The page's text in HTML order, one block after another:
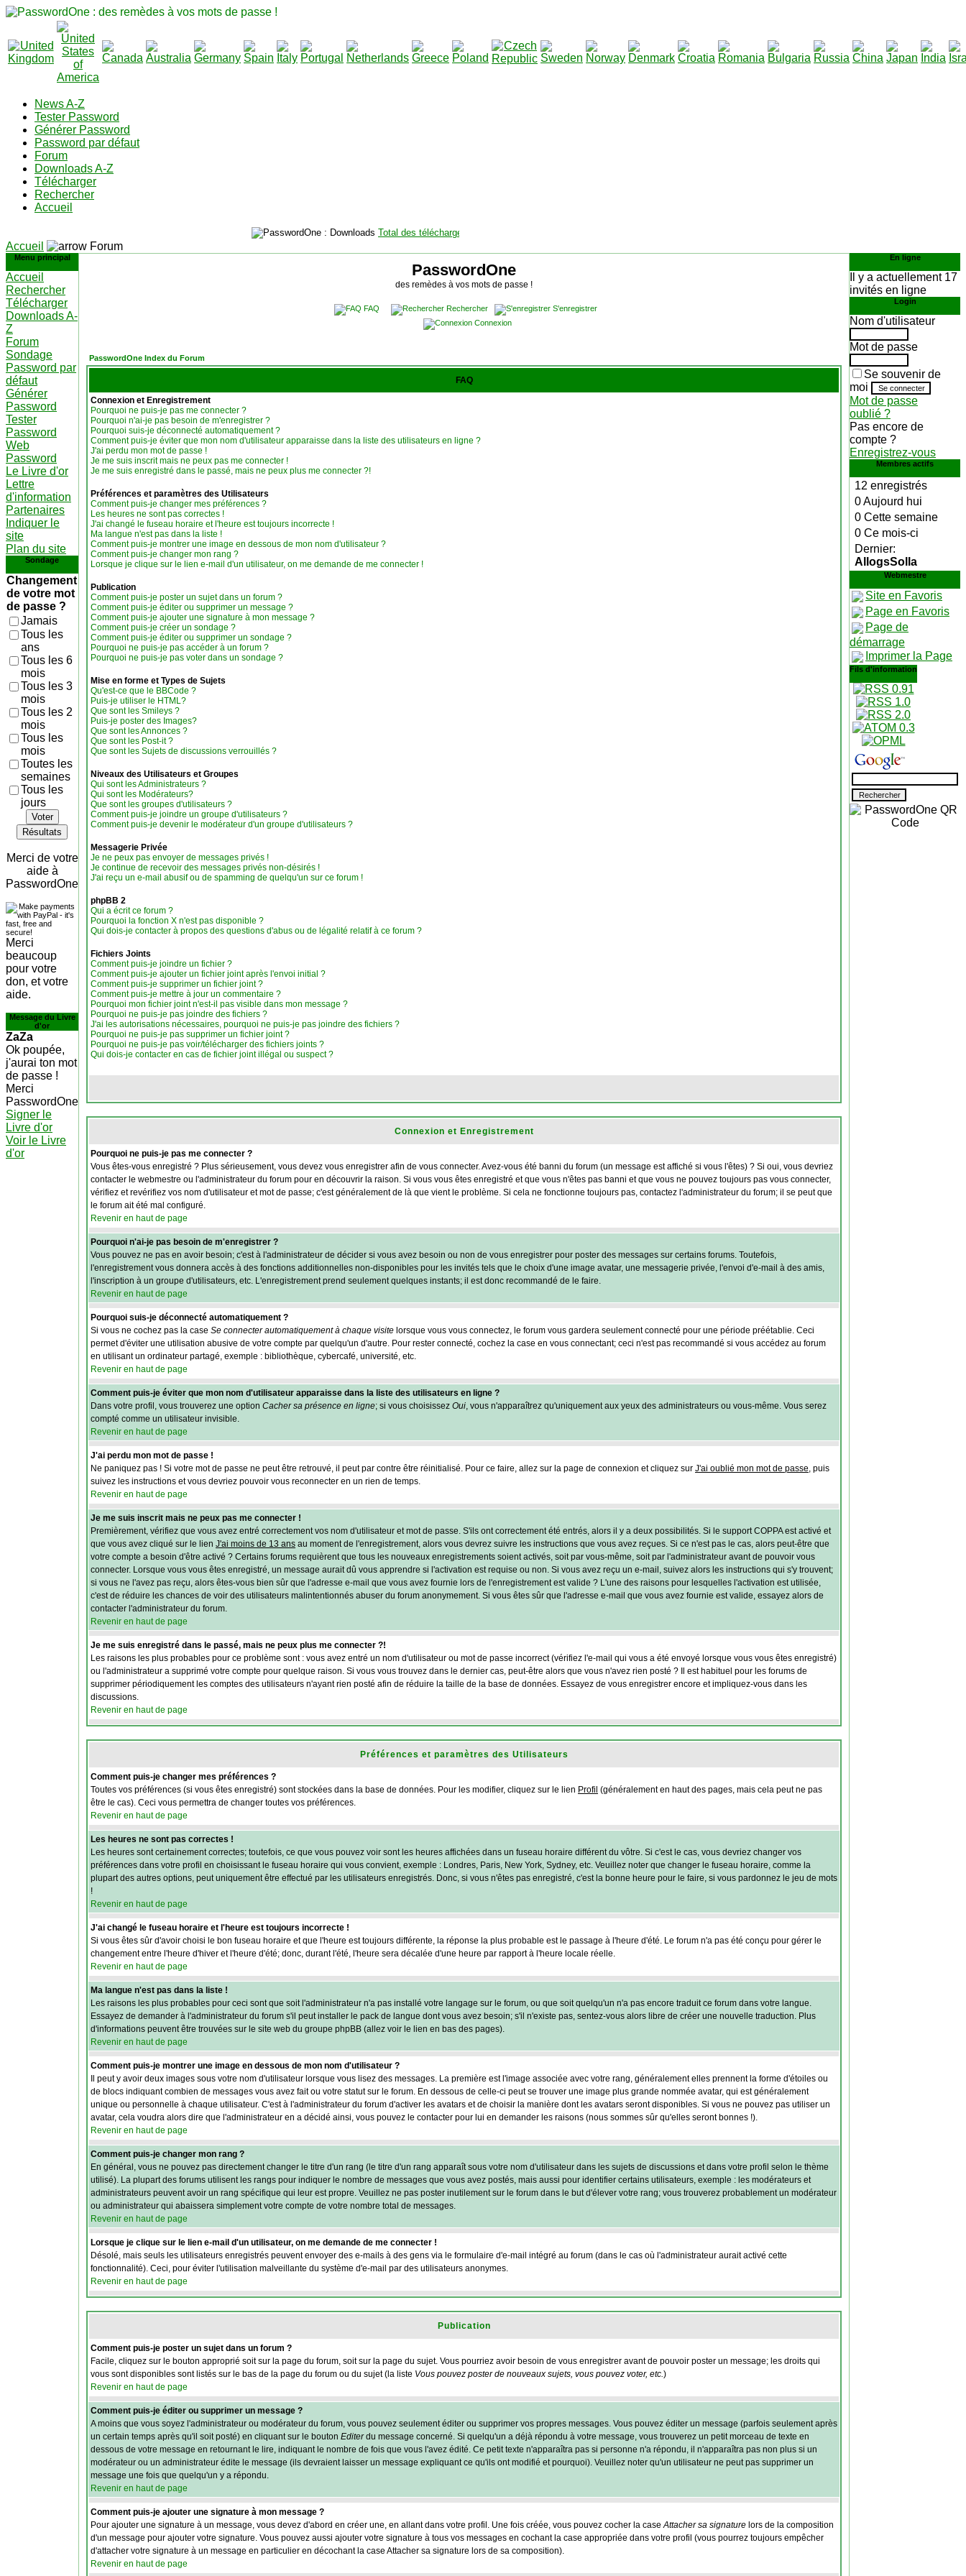
News A-Z
Tester Password
Générer Password
Password par défaut
Forum
Downloads A-Z
Télécharger
Rechercher
Accueil
Total des téléchargements
Accueil
Forum
Menu principal
Accueil
Rechercher
Télécharger
Downloads A-
Z
Forum
Sondage
Password par
défaut
Générer
Password
Tester
Password
Web
Password
Le Livre d'or
Lettre
d'information
Partenaires
Indiquer le
site
Plan du site
Sondage
Changement
de votre mot
de passe ?
Jamais
Tous les
ans
Tous les 6
mois
Tous les 3
mois
Tous les 2
mois
Tous les
mois
Toutes les
semaines
Tous les
jours
Voter
Résultats
Merci de votre
aide à
PasswordOne
Merci
beaucoup
pour votre
don, et votre
aide.
Message du Livre
d'or
ZaZa
Ok poupée,
j'aurai ton mot
de passe !
Merci
PasswordOne
Signer le
Livre d'or
Voir le Livre
d'or
PasswordOne
des remèdes à vos mots de passe !
FAQ Rechercher
S'enregistrer
Connexion
PasswordOne Index du Forum
FAQ
Connexion et Enregistrement
Pourquoi ne puis-je pas me connecter ?
Pourquoi n'ai-je pas besoin de m'enregistrer ?
Pourquoi suis-je déconnecté automatiquement ?
Comment puis-je éviter que mon nom d'utilisateur apparaisse dans la liste des utilisateurs en ligne ?
J'ai perdu mon mot de passe !
Je me suis inscrit mais ne peux pas me connecter !
Je me suis enregistré dans le passé, mais ne peux plus me connecter ?!
Préférences et paramètres des Utilisateurs
Comment puis-je changer mes préférences ?
Les heures ne sont pas correctes !
J'ai changé le fuseau horaire et l'heure est toujours incorrecte !
Ma langue n'est pas dans la liste !
Comment puis-je montrer une image en dessous de mon nom d'utilisateur ?
Comment puis-je changer mon rang ?
Lorsque je clique sur le lien e-mail d'un utilisateur, on me demande de me connecter !
Publication
Comment puis-je poster un sujet dans un forum ?
Comment puis-je éditer ou supprimer un message ?
Comment puis-je ajouter une signature à mon message ?
Comment puis-je créer un sondage ?
Comment puis-je éditer ou supprimer un sondage ?
Pourquoi ne puis-je pas accéder à un forum ?
Pourquoi ne puis-je pas voter dans un sondage ?
Mise en forme et Types de Sujets
Qu'est-ce que le BBCode ?
Puis-je utiliser le HTML?
Que sont les Smileys ?
Puis-je poster des Images?
Que sont les Annonces ?
Que sont les Post-it ?
Que sont les Sujets de discussions verrouillés ?
Niveaux des Utilisateurs et Groupes
Qui sont les Administrateurs ?
Qui sont les Modérateurs?
Que sont les groupes d'utilisateurs ?
Comment puis-je joindre un groupe d'utilisateurs ?
Comment puis-je devenir le modérateur d'un groupe d'utilisateurs ?
Messagerie Privée
Je ne peux pas envoyer de messages privés !
Je continue de recevoir des messages privés non-désirés !
J'ai reçu un e-mail abusif ou de spamming de quelqu'un sur ce forum !
phpBB 2
Qui a écrit ce forum ?
Pourquoi la fonction X n'est pas disponible ?
Qui dois-je contacter à propos des questions d'abus ou de légalité relatif à ce forum ?
Fichiers Joints
Comment puis-je joindre un fichier ?
Comment puis-je ajouter un fichier joint après l'envoi initial ?
Comment puis-je supprimer un fichier joint ?
Comment puis-je mettre à jour un commentaire ?
Pourquoi mon fichier joint n'est-il pas visible dans mon message ?
Pourquoi ne puis-je pas joindre des fichiers ?
J'ai les autorisations nécessaires, pourquoi ne puis-je pas joindre des fichiers ?
Pourquoi ne puis-je pas supprimer un fichier joint ?
Pourquoi ne puis-je pas voir/télécharger des fichiers joints ?
Qui dois-je contacter en cas de fichier joint illégal ou suspect ?
Connexion et Enregistrement
Pourquoi ne puis-je pas me connecter ?
Vous êtes-vous enregistré ? Plus sérieusement, vous devez vous enregistrer afin de vous connecter. Avez-vous été banni du forum (un message est affiché si vous l'êtes) ? Si oui, vous devriez
contacter le webmestre ou l'administrateur du forum pour en découvrir la raison. Si vous vous êtes enregistré et que vous n'êtes pas banni et que vous ne pouvez toujours pas vous connecter,
vérifiez et revérifiez vos nom d'utilisateur et mot de passe; c'est généralement de là que vient le problème. Si cela ne fonctionne toujours pas, contactez l'administrateur du forum; il se peut que
le forum ait été mal configuré.
Revenir en haut de page
Pourquoi n'ai-je pas besoin de m'enregistrer ?
Vous pouvez ne pas en avoir besoin; c'est à l'administrateur de décider si vous avez besoin ou non de vous enregistrer pour poster des messages sur certains forums. Toutefois,
l'enregistrement vous donnera accès à des fonctions additionnelles non-disponibles pour les invités tels que le choix d'une image avatar, une messagerie privée, l'envoi d'e-mail à des amis,
l'inscription à un groupe d'utilisateurs, etc. L'enregistrement prend seulement quelques instants; il est donc recommandé de le faire.
Revenir en haut de page
Pourquoi suis-je déconnecté automatiquement ?
Si vous ne cochez pas la case Se connecter automatiquement à chaque visite lorsque vous vous connectez, le forum vous gardera seulement connecté pour une période préétablie. Ceci
permet d'éviter une utilisation abusive de votre compte par quelqu'un d'autre. Pour rester connecté, cochez la case en vous connectant; ceci n'est pas recommandé si vous accédez au forum
en utilisant un ordinateur partagé, exemple : bibliothèque, cybercafé, université, etc.
Revenir en haut de page
Comment puis-je éviter que mon nom d'utilisateur apparaisse dans la liste des utilisateurs en ligne ?
Dans votre profil, vous trouverez une option Cacher sa présence en ligne; si vous choisissez Oui, vous n'apparaîtrez qu'uniquement aux yeux des administrateurs ou vous-même. Vous serez
compté comme un utilisateur invisible.
Revenir en haut de page
J'ai perdu mon mot de passe !
Ne paniquez pas ! Si votre mot de passe ne peut être retrouvé, il peut par contre être réinitialisé. Pour ce faire, allez sur la page de connexion et cliquez sur J'ai oublié mon mot de passe, puis
suivez les instructions et vous devriez pouvoir vous reconnecter en un rien de temps.
Revenir en haut de page
Je me suis inscrit mais ne peux pas me connecter !
Premièrement, vérifiez que vous avez entré correctement vos nom d'utilisateur et mot de passe. S'ils ont correctement été entrés, alors il y a deux possibilités. Si le support COPPA est activé et
que vous avez cliqué sur le lien J'ai moins de 13 ans au moment de l'enregistrement, alors vous devrez suivre les instructions que vous avez reçues. Si ce n'est pas le cas, alors peut-être que
votre compte a besoin d'être activé ? Certains forums requièrent que tous les nouveaux enregistrements soient activés, soit par vous-même, soit par l'administrateur avant de pouvoir vous
connecter. Lorsque vous vous êtes enregistré, un message aurait dû vous apprendre si l'activation est requise ou non. Si vous avez reçu un e-mail, suivez alors les instructions qui s'y trouvent;
si vous ne l'avez pas reçu, alors êtes-vous bien sûr que l'adresse e-mail que vous avez fournie lors de l'enregistrement est valide ? L'une des raisons pour lesquelles l'activation est utilisée,
c'est de réduire les chances de voir des utilisateurs malintentionnés abuser du forum anonymement. Si vous êtes sûr que l'adresse e-mail que vous avez fournie est valide, essayez alors de
contacter l'administrateur du forum.
Revenir en haut de page
Je me suis enregistré dans le passé, mais ne peux plus me connecter ?!
Les raisons les plus probables pour ce problème sont : vous avez entré un nom d'utilisateur ou mot de passe incorrect (vérifiez l'e-mail qui vous a été envoyé lorsque vous vous êtes enregistré)
ou l'administrateur a supprimé votre compte pour quelque raison. Si vous vous trouvez dans le dernier cas, peut-être alors que vous n'avez rien posté ? Il est habituel pour les forums de
supprimer périodiquement les comptes des utilisateurs n'ayant rien posté afin de réduire la taille de la base de données. Essayez de vous enregistrer encore et impliquez-vous dans les
discussions.
Revenir en haut de page
Préférences et paramètres des Utilisateurs
Comment puis-je changer mes préférences ?
Toutes vos préférences (si vous êtes enregistré) sont stockées dans la base de données. Pour les modifier, cliquez sur le lien Profil (généralement en haut des pages, mais cela peut ne pas
être le cas). Ceci vous permettra de changer toutes vos préférences.
Revenir en haut de page
Les heures ne sont pas correctes !
Les heures sont certainement correctes; toutefois, ce que vous pouvez voir sont les heures affichées dans un fuseau horaire différent du vôtre. Si c'est le cas, vous devriez changer vos
préférences dans votre profil en choisissant le fuseau horaire qui vous convient, exemple : Londres, Paris, New York, Sydney, etc. Veuillez noter que changer le fuseau horaire, comme la
plupart des autres options, peut uniquement être effectué par les utilisateurs enregistrés. Donc, si vous n'êtes pas enregistré, c'est la bonne heure pour le faire, si vous pardonnez le jeu de mots
!
Revenir en haut de page
J'ai changé le fuseau horaire et l'heure est toujours incorrecte !
Si vous êtes sûr d'avoir choisi le bon fuseau horaire et que l'heure est toujours différente, la réponse la plus probable est le passage à l'heure d'été. Le forum n'a pas été conçu pour gérer le
changement entre l'heure d'hiver et l'heure d'été; donc, durant l'été, l'heure sera décalée d'une heure par rapport à l'heure locale réelle.
Revenir en haut de page
Ma langue n'est pas dans la liste !
Les raisons les plus probables pour ceci sont que soit l'administrateur n'a pas installé votre langage sur le forum, ou que soit quelqu'un n'a pas encore traduit ce forum dans votre langue.
Essayez de demander à l'administrateur du forum s'il peut installer le pack de langue dont vous avez besoin; s'il n'existe pas, sentez-vous alors libre de créer une nouvelle traduction. Plus
d'informations peuvent être trouvées sur le site web du groupe phpBB (allez voir le lien en bas des pages).
Revenir en haut de page
Comment puis-je montrer une image en dessous de mon nom d'utilisateur ?
Il peut y avoir deux images sous votre nom d'utilisateur lorsque vous lisez des messages. La première est l'image associée avec votre rang, généralement elles prennent la forme d'étoiles ou
de blocs indiquant combien de messages vous avez fait ou votre statut sur le forum. En dessous de celle-ci peut se trouver une image plus grande nommée avatar, qui est généralement
unique ou personnelle à chaque utilisateur. C'est à l'administrateur du forum d'activer les avatars et de choisir la manière dont les avatars seront disponibles. Si vous ne pouvez pas utiliser un
avatar, cela voudra alors dire que l'administrateur en a décidé ainsi, vous pouvez le contacter pour lui en demander les raisons (nous sommes sûr qu'elles seront bonnes !).
Revenir en haut de page
Comment puis-je changer mon rang ?
En général, vous ne pouvez pas directement changer le titre d'un rang (le titre d'un rang apparaît sous votre nom d'utilisateur dans les sujets de discussions et dans votre profil selon le thème
utilisé). La plupart des forums utilisent les rangs pour indiquer le nombre de messages que vous avez postés, mais aussi pour identifier certains utilisateurs, exemple : les modérateurs et
administrateurs peuvent avoir un rang spécifique qui leur est propre. Veuillez ne pas poster inutilement sur le forum dans le but d'élever votre rang; vous trouverez probablement un modérateur
ou administrateur qui abaissera simplement votre compte de votre nombre total de messages.
Revenir en haut de page
Lorsque je clique sur le lien e-mail d'un utilisateur, on me demande de me connecter !
Désolé, mais seuls les utilisateurs enregistrés peuvent envoyer des e-mails à des gens via le formulaire d'e-mail intégré au forum (dans le cas où l'administrateur aurait activé cette
fonctionnalité). Ceci, pour éviter l'utilisation malveillante du système d'e-mail par des utilisateurs anonymes.
Revenir en haut de page
Publication
Comment puis-je poster un sujet dans un forum ?
Facile, cliquez sur le bouton approprié soit sur la page du forum, soit sur la page du sujet. Vous pourriez avoir besoin de vous enregistrer avant de pouvoir poster un message; les droits qui
vous sont disponibles sont listés sur le bas de la page du forum ou du sujet (la liste Vous pouvez poster de nouveaux sujets, vous pouvez voter, etc.)
Revenir en haut de page
Comment puis-je éditer ou supprimer un message ?
A moins que vous soyez l'administrateur ou modérateur du forum, vous pouvez seulement éditer ou supprimer vos propres messages. Vous pouvez éditer un message (parfois seulement après
un certain temps après qu'il soit posté) en cliquant sur le bouton Editerdu message concerné. Si quelqu'un a déjà répondu à votre message, vous trouverez un petit morceau de texte en
dessous de votre message en retournant le lire, indiquant le nombre de fois que vous l'avez édité. Ce petit texte n'apparaîtra pas si personne n'a répondu, il n'apparaîtra pas non plus si un
modérateur ou un administrateur édite le message (ils devraient laisser un message expliquant ce qu'ils ont modifié et pourquoi). Veuillez noter qu'un utilisateur ne peut pas supprimer un
message une fois que quelqu'un y a répondu.
Revenir en haut de page
Comment puis-je ajouter une signature à mon message ?
Pour ajouter une signature à un message, vous devez d'abord en créer une, en allant dans votre profil. Une fois créée, vous pouvez cocher la caseAttacher sa signature lors de la composition
d'un message pour ajouter votre signature. Vous pouvez aussi ajouter votre signature à tous vos messages en cochant la case appropriée dans votre profil (vous pourrez toujours empêcher
d'attacher votre signature à un message en particulier en décochant la case Attacher sa signature lors de sa composition).
Revenir en haut de page
En ligne
Il y a actuellement 17
invités en ligne
Login
Nom d'utilisateur
Mot de passe
Se souvenir de
moi
Mot de passe
oublié ?
Pas encore de
compte ?
Enregistrez-vous
Membres actifs
12 enregistrés
0 Aujourd hui
0 Cette semaine
0 Ce mois-ci
Dernier:
AllogsSolla
Webmestre
Site en Favoris
Page en Favoris
Page de
démarrage
Imprimer la Page
Fils d'information